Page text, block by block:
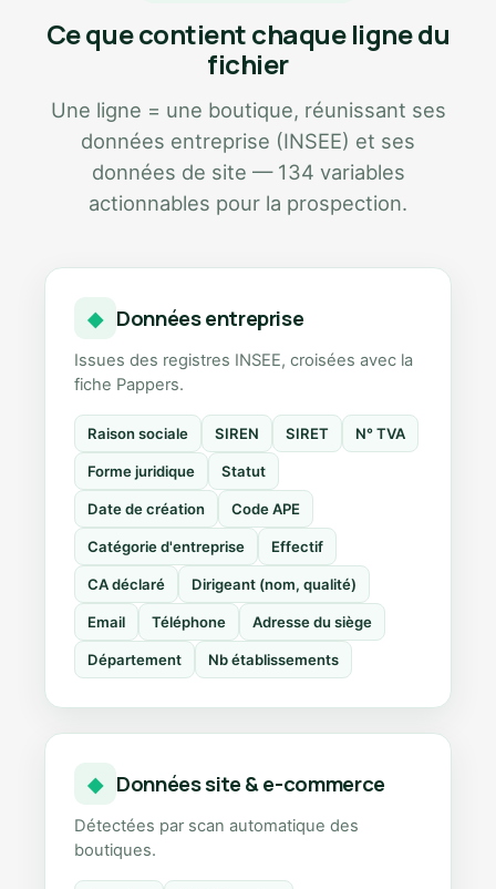
Ce que contient chaque ligne du
fichier
Une ligne = une boutique, réunissant ses
données entreprise (INSEE) et ses
données de site — 134 variables
actionnables pour la prospection.
◆ Données entreprise
Issues des registres INSEE, croisées avec la
fiche Pappers.
Raison sociale SIREN SIRET N° TVA
Forme juridique Statut
Date de création Code APE
Catégorie d'entreprise Effectif
CA déclaré Dirigeant (nom, qualité)
Email Téléphone Adresse du siège
Département Nb établissements
◆ Données site & e-commerce
Détectées par scan automatique des
boutiques.